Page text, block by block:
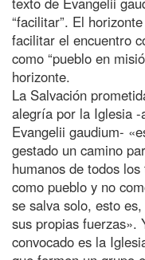
“facilitar”. El
facilitar el encuentro
como “pueblo en
horizonte.
La Salvación
alegría por la Iglesia
Evangelii gaudium-
gestado un camino
humanos de todos
como pueblo y no
se salva solo, esto
sus propias fuerzas».
convocado es la